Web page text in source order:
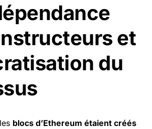
et
du
blocs d’Ethereum étaient créés